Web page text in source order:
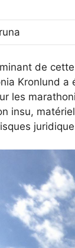
de
Kronlund a
les
insu,